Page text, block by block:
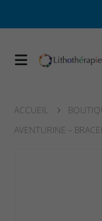
ACCUEIL
AVENTURINE –